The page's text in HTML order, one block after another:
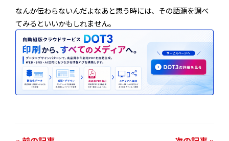
なんか伝わらないんだよなあと思う時には、その語源を調べ
てみるといいかもしれません。